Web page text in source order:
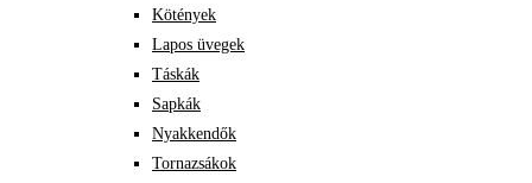
Kötények
Lapos üvegek
Táskák
Sapkák
Nyakkendők
Tornazsákok